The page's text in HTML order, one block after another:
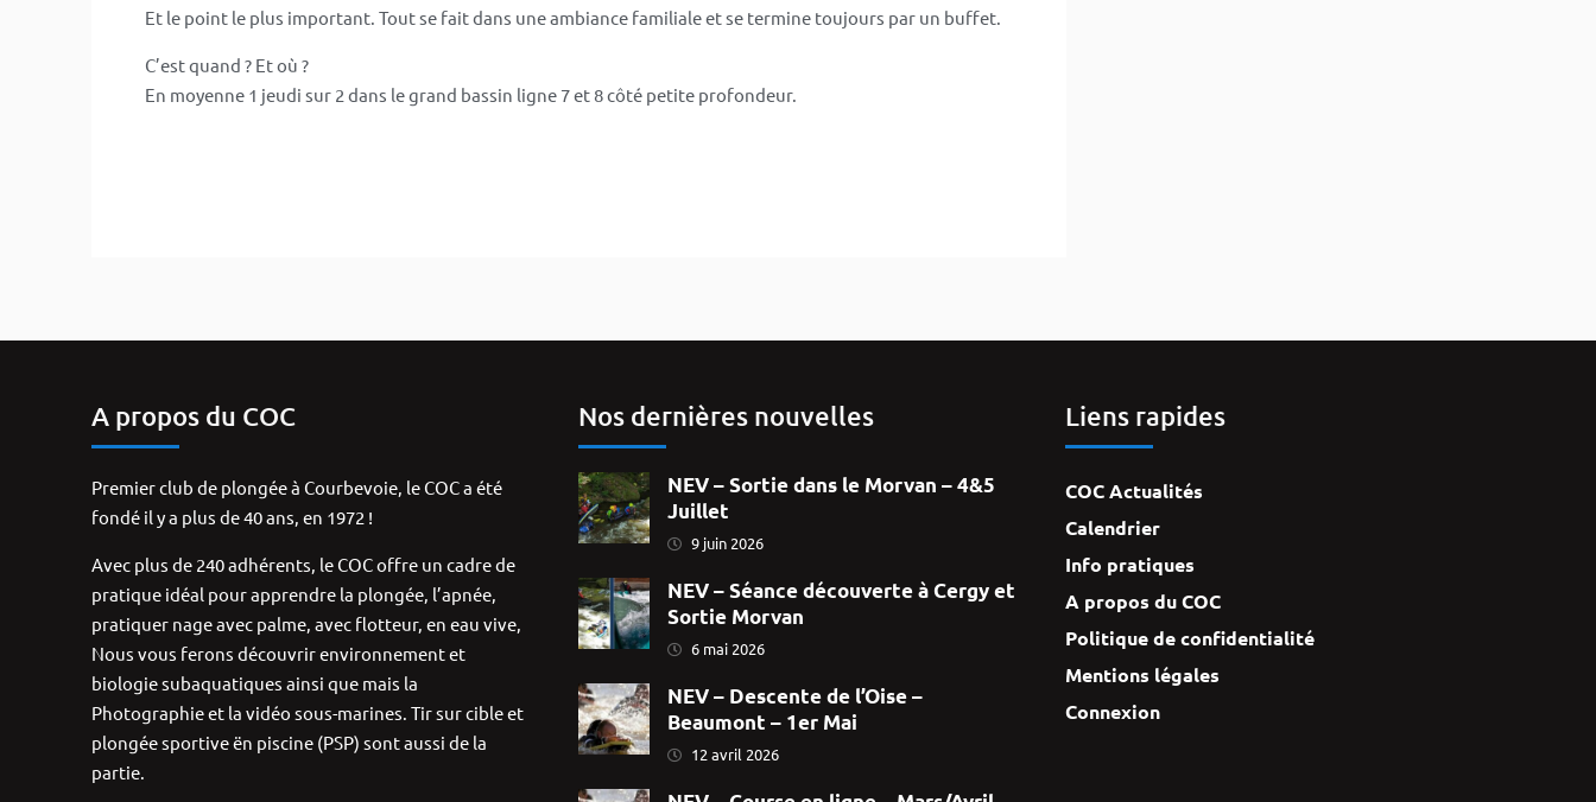
Et le point le plus important. Tout se fait dans une ambiance familiale et se termine toujours par un buffet.
C’est quand ? Et où ?
En moyenne 1 jeudi sur 2 dans le grand bassin ligne 7 et 8 côté petite profondeur.
A propos du COC
Premier club de plongée à Courbevoie, le COC a été
fondé il y a plus de 40 ans, en 1972 !
Avec plus de 240 adhérents, le COC offre un cadre de
pratique idéal pour apprendre la plongée, l’apnée,
pratiquer nage avec palme, avec flotteur, en eau vive,
Nous vous ferons découvrir environnement et
biologie subaquatiques ainsi que mais la
Photographie et la vidéo sous-marines. Tir sur cible et
plongée sportive ën piscine (PSP) sont aussi de la
partie.
Nos dernières nouvelles
NEV – Sortie dans le Morvan – 4&5
Juillet
9 juin 2026
NEV – Séance découverte à Cergy et
Sortie Morvan
6 mai 2026
NEV – Descente de l’Oise –
Beaumont – 1er Mai
12 avril 2026
Liens rapides
COC Actualités
Calendrier
Info pratiques
A propos du COC
Politique de confidentialité
Mentions légales
Connexion